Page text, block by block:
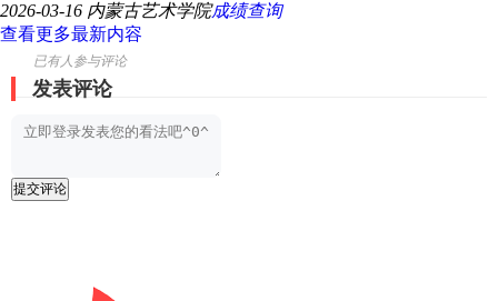
2026-03-16 内蒙古艺术学院成绩查询
查看更多最新内容
已有人参与评论
发表评论
提交评论